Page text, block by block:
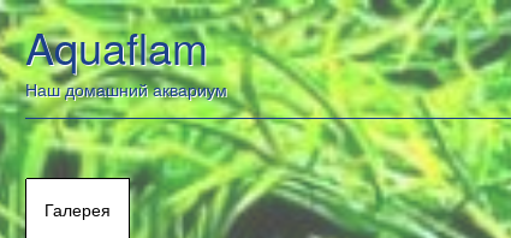
Перейти
к
содержанию
Aquaflam
Наш домашний аквариум
Галерея